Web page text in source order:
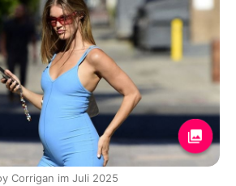
Corrigan im Juli 2025